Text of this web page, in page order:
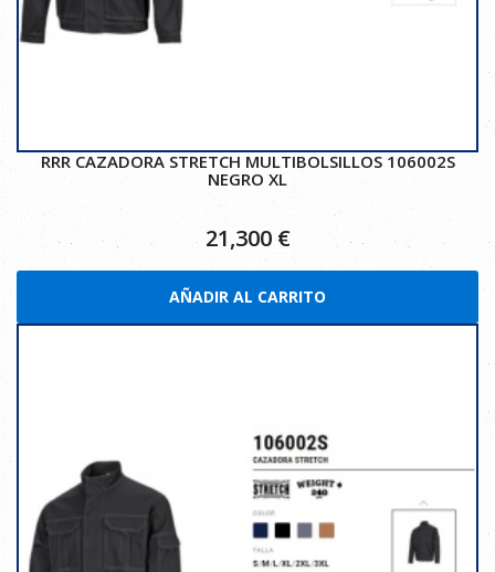
RRR CAZADORA STRETCH MULTIBOLSILLOS 106002S
NEGRO XL
21,300 €
AÑADIR AL CARRITO